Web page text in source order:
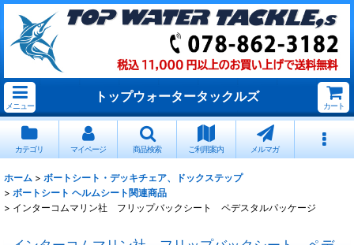
メニュー
トップウォータータックルズ
カート
カテゴリ マイページ 商品検索 ご利用案内 メルマガ
ホーム > ボートシート・デッキチェア、ドックステップ
> ボートシート ヘルムシート関連商品
> インターコムマリン社 フリップバックシート ペデスタルパッケージ